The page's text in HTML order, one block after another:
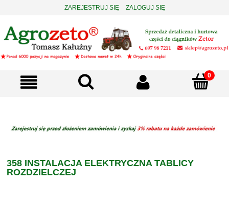
ZAREJESTRUJ SIĘ ZALOGUJ SIĘ
358 INSTALACJA ELEKTRYCZNA TABLICY
ROZDZIELCZEJ